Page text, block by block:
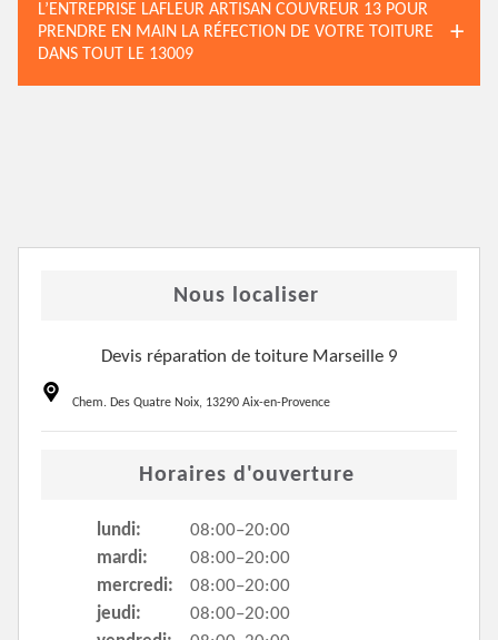
L’ENTREPRISE LAFLEUR ARTISAN COUVREUR 13 POUR
PRENDRE EN MAIN LA RÉFECTION DE VOTRE TOITURE
DANS TOUT LE 13009
Nous localiser
Devis réparation de toiture Marseille 9
Chem. Des Quatre Noix, 13290 Aix-en-Provence
Horaires d'ouverture
lundi:
08:00–20:00
mardi:
08:00–20:00
mercredi:
08:00–20:00
jeudi:
08:00–20:00